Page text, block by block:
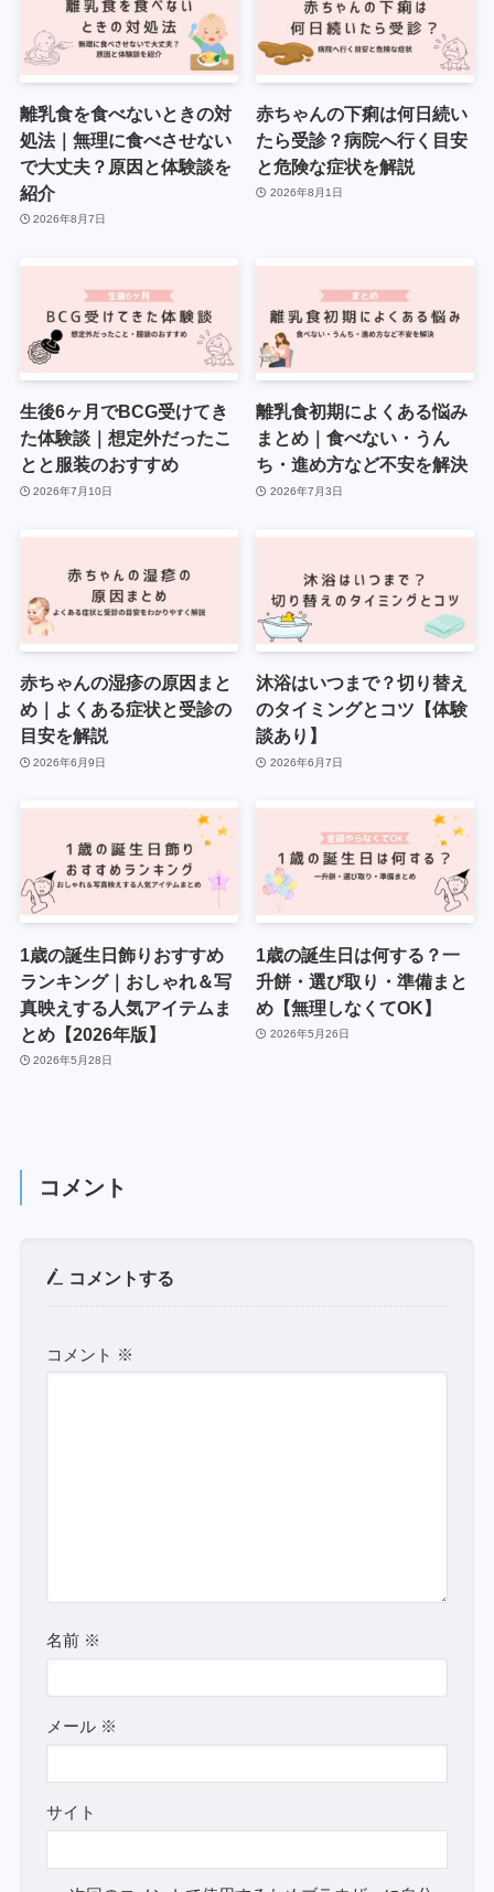
離乳食を食べないときの対
処法｜無理に食べさせない
で大丈夫？原因と体験談を
紹介
2026年8月7日
赤ちゃんの下痢は何日続い
たら受診？病院へ行く目安
と危険な症状を解説
2026年8月1日
生後6ヶ月でBCG受けてき
た体験談｜想定外だったこ
とと服装のおすすめ
2026年7月10日
離乳食初期によくある悩み
まとめ｜食べない・うん
ち・進め方など不安を解決
2026年7月3日
赤ちゃんの湿疹の原因まと
め｜よくある症状と受診の
目安を解説
2026年6月9日
沐浴はいつまで？切り替え
のタイミングとコツ【体験
談あり】
2026年6月7日
1歳の誕生日飾りおすすめ
ランキング｜おしゃれ＆写
真映えする人気アイテムま
とめ【2026年版】
2026年5月28日
1歳の誕生日は何する？一
升餅・選び取り・準備まと
め【無理しなくてOK】
2026年5月26日
コメント
コメントする
コメント ※
名前 ※
メール ※
サイト